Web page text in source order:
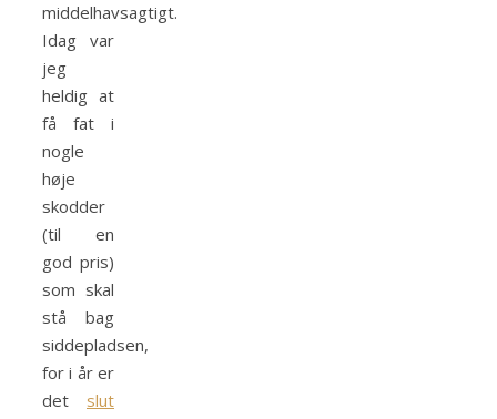
middelhavsagtigt.
Idag var
jeg
heldig at
få fat i
nogle
høje
skodder
(til en
god pris)
som skal
stå bag
siddepladsen,
for i år er
det slut